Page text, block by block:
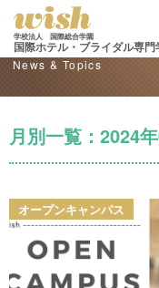
学校法人 国際総合学園
国際ホテル・ブライダル専門
学校からのお知
News & Topics
月別一覧：2024
オープンキャンパス